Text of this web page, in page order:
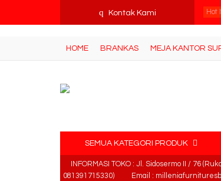
q Kontak Kami Hot
HOME BRANKAS MEJA KANTOR
SEMUA KATEGORI PRODUK
INFORMASI TOKO : Jl. Sidosermo II / 76
081391715330)
Email :